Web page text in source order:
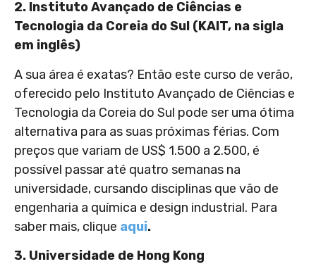
2. Instituto Avançado de Ciências e
Tecnologia da Coreia do Sul (KAIT, na sigla
em inglês)
A sua área é exatas? Então este curso de verão,
oferecido pelo Instituto Avançado de Ciências e
Tecnologia da Coreia do Sul pode ser uma ótima
alternativa para as suas próximas férias. Com
preços que variam de US$ 1.500 a 2.500, é
possível passar até quatro semanas na
universidade, cursando disciplinas que vão de
engenharia a química e design industrial. Para
saber mais, clique aqui.
3. Universidade de Hong Kong